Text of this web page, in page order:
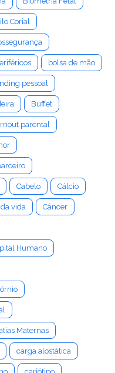
Corial
bolsa de mão
pessoal
Buffet
parental
Cabelo Cálcio
vida Câncer
Humano
Maternas
carga alostática